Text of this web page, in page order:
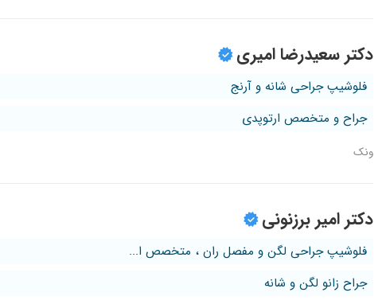
دکتر سعیدرضا امیری
فلوشیپ جراحی شانه و آرنج
جراح و متخصص ارتوپدی
ونک
دکتر امیر برزنونی
فلوشیپ جراحی لگن و مفصل ران ، متخصص ا...
جراح زانو لگن و شانه